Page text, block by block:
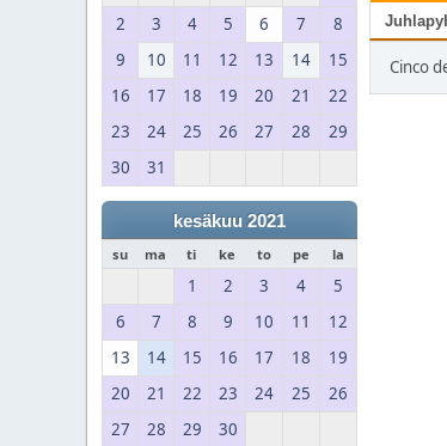
2
3 4 5 6 7
8
9
10 11 12 13 14
15
16
17 18 19 20 21
22
23
24 25 26 27 28
29
30
31
kesäkuu 2021
su ma ti ke to pe la
1 2 3 4
5
6
7 8 9 10 11
12
13
14 15 16 17 18
19
20
21 22 23 24 25
26
27
28 29 30
Cinco